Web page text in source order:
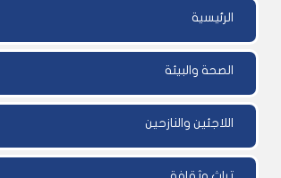
الرئيسية
الصحة والبيئة
اللاجئين والنازحين